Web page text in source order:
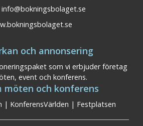
info@bokningsbolaget.se
och annonsering
som vi erbjuder företag
event och konferens.
möten och konferens
| KonferensVärlden | Festplatsen